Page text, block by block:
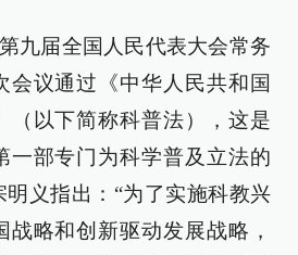
九届全国人民代表大会常务
会议通过《中华人民共和国
（以下简称科普法），这是
一部专门为科学普及立法的
义指出：“为了实施科教兴
战略和创新驱动发展战略，